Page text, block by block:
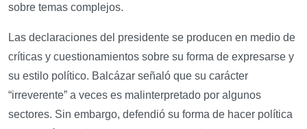
sobre temas complejos.
Las declaraciones del presidente se producen en medio de
críticas y cuestionamientos sobre su forma de expresarse y
su estilo político. Balcázar señaló que su carácter
“irreverente” a veces es malinterpretado por algunos
sectores. Sin embargo, defendió su forma de hacer política